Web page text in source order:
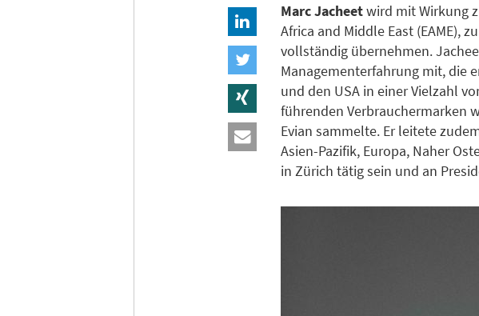
Marc Jacheetwird mit Wirkung
Africa and Middle East (EAME),
vollständig übernehmen.
Managementerfahrung mit, die
und den USA in einer Vielzahl
führenden Verbrauchermarken
Evian sammelte. Er leitete
Asien-Pazifik, Europa, Naher
in Zürich tätig sein und an